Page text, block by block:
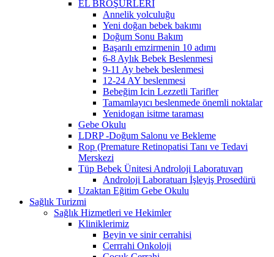
EL BROŞÜRLERİ
Annelik yolculuğu
Yeni doğan bebek bakımı
Doğum Sonu Bakım
Başarılı emzirmenin 10 adımı
6-8 Aylık Bebek Beslenmesi
9-11 Ay bebek beslenmesi
12-24 AY beslenmesi
Bebeğim Icin Lezzetli Tarifler
Tamamlayıcı beslenmede önemli noktalar
Yenidogan isitme taraması
Gebe Okulu
LDRP -Doğum Salonu ve Bekleme
Rop (Premature Retinopatisi Tanı ve Tedavi
Merskezi
Tüp Bebek Ünitesi Androloji Laboratuvarı
Androloji Laboratuarı İşleyiş Prosedürü
Uzaktan Eğitim Gebe Okulu
Sağlık Turizmi
Sağlık Hizmetleri ve Hekimler
Kliniklerimiz
Beyin ve sinir cerrahisi
Cerrrahi Onkoloji